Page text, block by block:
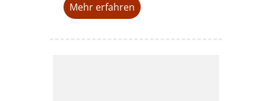
Mehr erfahren